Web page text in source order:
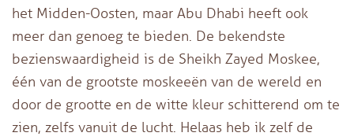
het Midden-Oosten, maar Abu Dhabi heeft ook
meer dan genoeg te bieden. De bekendste
bezienswaardigheid is de Sheikh Zayed Moskee,
één van de grootste moskeeën van de wereld en
door de grootte en de witte kleur schitterend om te
zien, zelfs vanuit de lucht. Helaas heb ik zelf de